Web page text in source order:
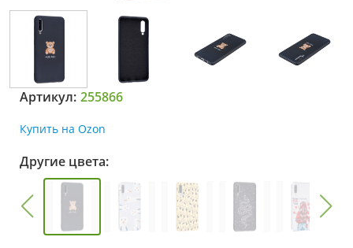
Артикул: 255866
Купить на Ozon
Другие цвета: